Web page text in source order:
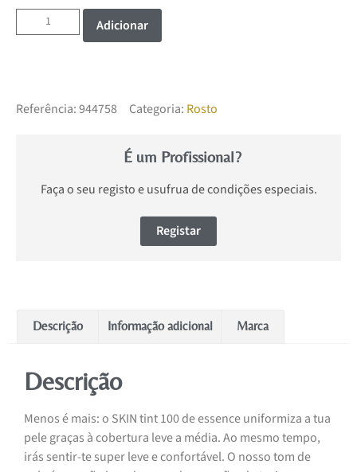
Adicionar
Referência:944758 Categoria: Rosto
É um Profissional?
Faça o seu registo e usufrua de condições especiais.
Registar
Descrição Informação adicional Marca
Descrição
Menos é mais: o SKIN tint 100 de essence uniformiza a tua
pele graças à cobertura leve a média. Ao mesmo tempo,
irás sentir-te super leve e confortável. O nosso tom de